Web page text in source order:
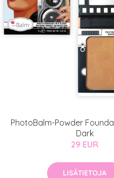
PhotoBalm-Powder
Dark
29 EUR
LISÄTIETOJA
-20 %!